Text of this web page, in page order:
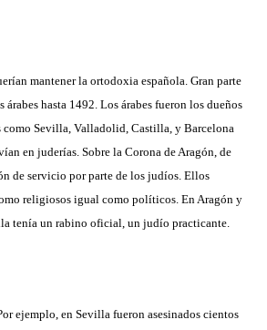
mantener la ortodoxia española. Gran parte
hasta 1492. Los árabes fueron los dueños
como Sevilla, Valladolid, Castilla, y Barcelona
en juderías. Sobre la Corona de Aragón, de
de servicio por parte de los judíos. Ellos
religiosos igual como políticos. En Aragón y
tenía un rabino oficial, un judío practicante.
ejemplo, en Sevilla fueron asesinados cientos